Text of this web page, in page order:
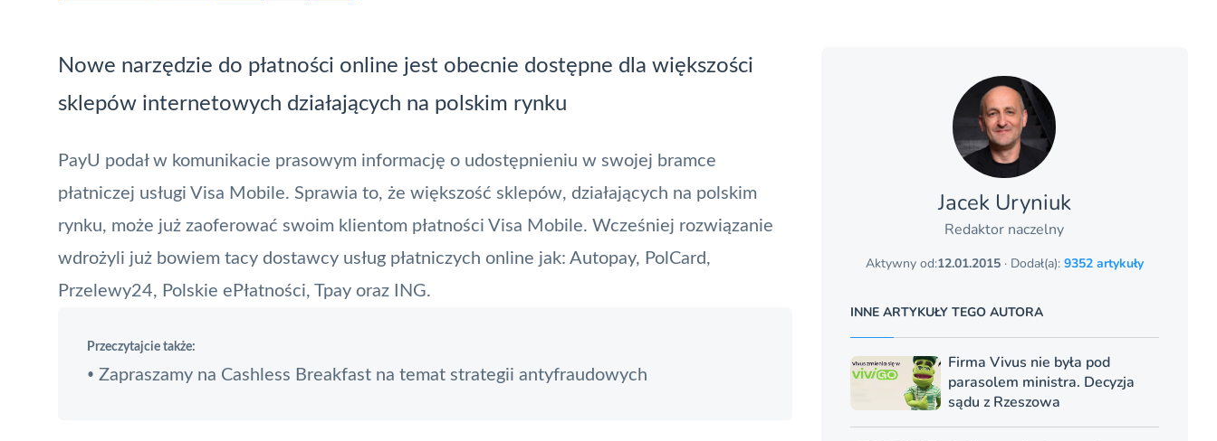
Nowe narzędzie do płatności online jest obecnie dostępne dla większości
sklepów internetowych działających na polskim rynku
PayU podał w komunikacie prasowym informację o udostępnieniu w swojej bramce
płatniczej usługi Visa Mobile. Sprawia to, że większość sklepów, działających na polskim
rynku, może już zaoferować swoim klientom płatności Visa Mobile. Wcześniej rozwiązanie
wdrożyli już bowiem tacy dostawcy usług płatniczych online jak: Autopay, PolCard ,
Przelewy24, Polskie ePłatności, Tpay oraz ING.
Przeczytajcie także:
• Zapraszamy na Cashless Breakfast na temat strategii antyfraudowych
Jacek Uryniuk
Redaktor naczelny
Aktywny od:12.01.2015· Dodał(a): 9352 artykuły
INNE ARTYKUŁY TEGO AUTORA
Firma Vivus nie była pod
parasolem ministra. Decyzja
sądu z Rzeszowa